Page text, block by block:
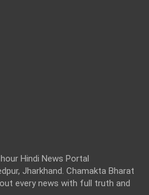
Hindi News Portal
Jharkhand. Chamakta Bharat
every news with full truth and